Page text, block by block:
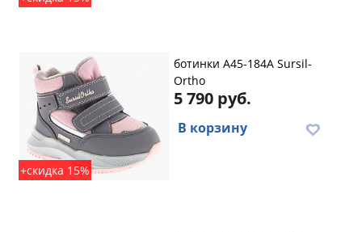
+скидка 15%
ботинки A45-184A Sursil-
Ortho
5 790 руб.
В корзину